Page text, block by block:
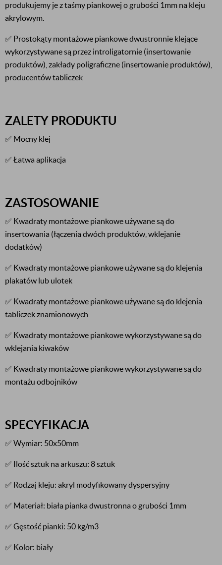
produkujemy je z taśmy piankowej o grubości 1mm na kleju
akrylowym.
✅ Prostokąty montażowe piankowe dwustronnie klejące
wykorzystywane są przez introligatornie (insertowanie
produktów), zakłady poligraficzne (insertowanie produktów),
producentów tabliczek
ZALETY PRODUKTU
✅ Mocny klej
✅ Łatwa aplikacja
ZASTOSOWANIE
✅ Kwadraty montażowe piankowe używane są do
insertowania (łączenia dwóch produktów, wklejanie
dodatków)
✅ Kwadraty montażowe piankowe używane są do klejenia
plakatów lub ulotek
✅ Kwadraty montażowe piankowe używane są do klejenia
tabliczek znamionowych
✅ Kwadraty montażowe piankowe wykorzystywane są do
wklejania kiwaków
✅ Kwadraty montażowe piankowe wykorzystywane są do
montażu odbojników
SPECYFIKACJA
✅ Wymiar: 50x50mm
✅ Ilość sztuk na arkuszu: 8 sztuk
✅ Rodzaj kleju: akryl modyfikowany dyspersyjny
✅ Materiał: biała pianka dwustronna o grubości 1mm
✅ Gęstość pianki: 50 kg/m3
✅ Kolor: biały